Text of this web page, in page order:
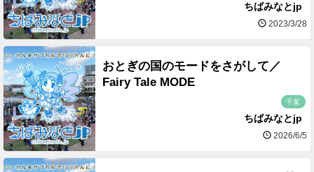
ちばみなとjp
2023/3/28
おとぎの国のモードをさがして／
Fairy Tale MODE
千葉
ちばみなとjp
2026/6/5